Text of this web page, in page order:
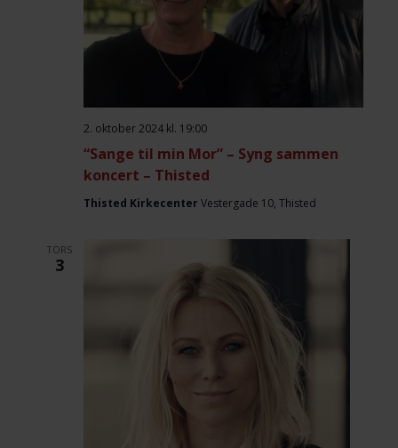
“Sange til min Mor” – Syng sammen
koncert – Thisted
2. oktober 2024 kl. 19:00
Thisted Kirkecenter Vestergade 10, Thisted
TORS
3